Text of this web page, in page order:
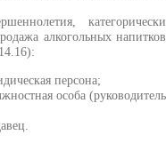
категорически
алкогольных напитков
персона;
особа (руководитель